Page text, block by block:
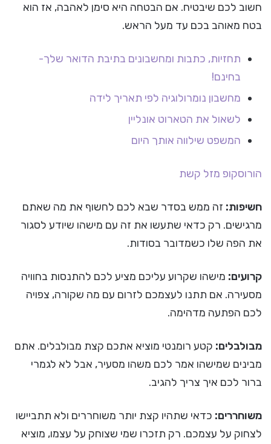
חשוב לכם שיבטיח. אם הבטחה היא סימן לאהבה, אז הוא
בטח מאוהב בכם עד מעל הראש.
תחזיות, כתבות ומחשבונים בתיבת הדואר שלך-
בחינם!
מחשבון נומרולוגיה לפי תאריך לידה
לשאול את הטארוט אונליין
המשפט שילווה אותך היום
הורוסקופ מזל קשת
חשיפות: זה ממש בסדר שבא לכם לחשוף את מה שאתם
מרגישים. רק כדאי שתעשו את זה עם מישהו שיודע לסגור
את הפה שלו כשמדובר בסודות.
קרועים: מישהו שקרוע עליכם מציע לכם להתנסות בחוויה
מסעירה. אם תתנו לעצמכם לזרום עם מה שקורה, צפויה
לכם הפתעה מדהימה.
מבולבלים: קטע רומנטי מוציא אתכם קצת מבולבלים. אתם
מבינים שמישהו אמר לכם משהו מסעיר, אבל לא לגמרי
ברור לכם איך צריך להגיב.
משוחררים: כדאי שתהיו קצת יותר משוחררים ולא תתביישו
לצחוק על עצמכם. רק תזכרו שמי שצוחק על עצמו, מוציא